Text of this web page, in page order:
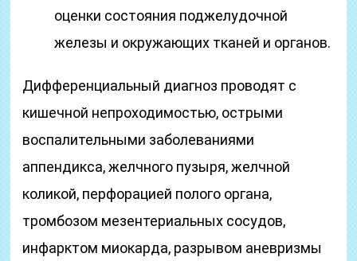
оценки состояния поджелудочной
железы и окружающих тканей и органов.
Дифференциальный диагноз проводят с
кишечной непроходимостью, острыми
воспалительными заболеваниями
аппендикса, желчного пузыря, желчной
коликой, перфорацией полого органа,
тромбозом мезентериальных сосудов,
инфарктом миокарда, разрывом аневризмы